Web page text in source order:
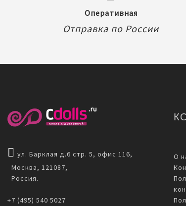
Оперативная
Отправка по России
ул. Барклая д.6 стр. 5, офис 116,
Москва, 121087,
Россия.
+7 (495) 540 5027
О